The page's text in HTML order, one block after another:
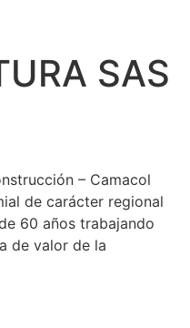
SAS
– Camacol
de carácter regional
60 años trabajando
de valor de la